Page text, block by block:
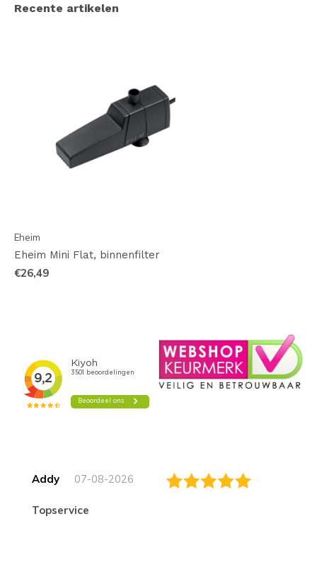
Recente artikelen
Eheim
Eheim Mini Flat, binnenfilter
€26,49
Addy 07-08-2026
topservice